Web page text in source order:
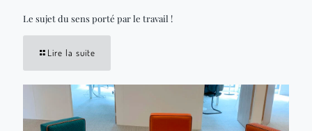
Le sujet du sens porté par le travail !
Lire la suite